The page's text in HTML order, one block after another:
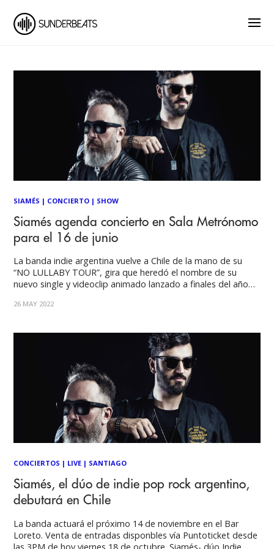
SIAMÉS | CONCIERTO | SHOW
Siamés agenda concierto en Sala Metrónomo
para el 16 de junio
La banda indie argentina vuelve a Chile de la mano de su
“NO LULLABY TOUR”, gira que heredó el nombre de su
nuevo single y videoclip animado lanzado a finales del año
Argentina, que en 2017 se abrió camino musical a
26 MAY 2022
CONCIERTOS | LIVE | SANTIAGO
Siamés, el dúo de indie pop rock argentino,
debutará en Chile
La banda actuará el próximo 14 de noviembre en el Bar
Loreto. Venta de entradas disponbles vía Puntoticket desde